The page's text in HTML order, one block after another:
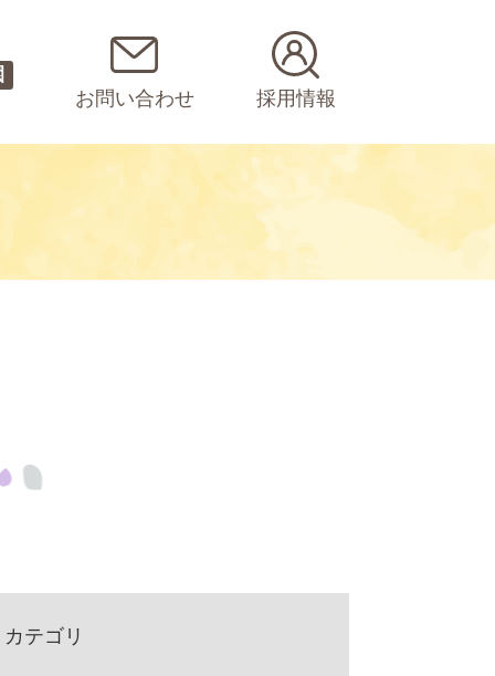
お問い合わせ 採用情報
カテゴリ